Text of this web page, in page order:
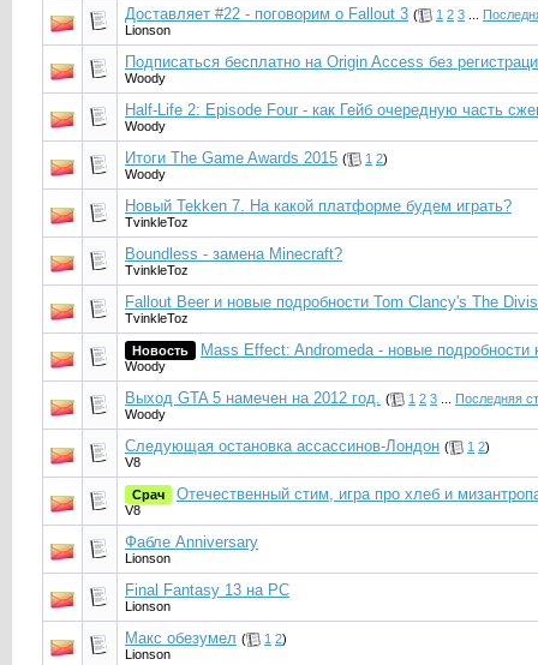
Доставляет #22 - поговорим о Fallout 3 ( 1 2 3...
Lionson
Подписаться бесплатно на Origin Access без
Woody
Half-Life 2: Episode Four - как Гейб очередную часть
Woody
Итоги The Game Awards 2015 ( 1 2)
Woody
Новый Tekken 7. На какой платформе будем играть?
TvinkleToz
Boundless - замена Minecraft?
TvinkleToz
Fallout Beer и новые подробности Tom Clancy's The
TvinkleToz
Новость Mass Effect: Andromeda - новые подробности
Woody
Выход GTA 5 намечен на 2012 год. ( 1 2 3... Последняя
Woody
Следующая остановка ассассинов-Лондон ( 1 2)
V8
Срач Отечественный стим, игра про хлеб и
V8
Фабле Anniversary
Lionson
Final Fantasy 13 на PC
Lionson
Макс обезумел ( 1 2)
Lionson